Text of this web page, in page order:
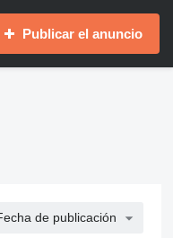
Publicar el anuncio
de publicación